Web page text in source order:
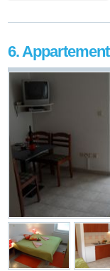
6. Appartement